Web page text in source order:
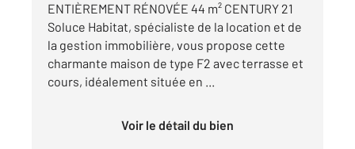
ENTIÈREMENT RÉNOVÉE 44 m² CENTURY 21
Soluce Habitat, spécialiste de la location et de
la gestion immobilière, vous propose cette
charmante maison de type F2 avec terrasse et
cours, idéalement située en ...
Voir le détail du bien